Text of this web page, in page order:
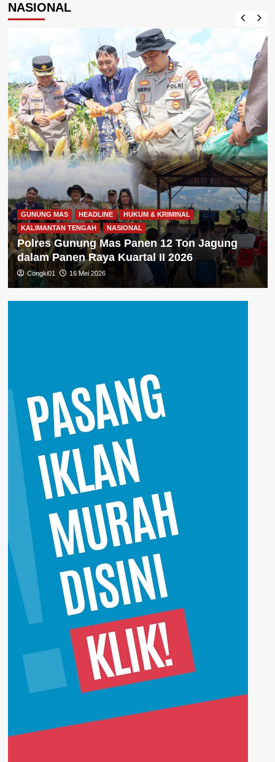
NASIONAL
GUNUNG MAS HEADLINE
HUKUM & KRIMINAL
KALIMANTAN TENGAH
NASIONAL
Polres Gunung Mas Panen 12 Ton Jagung
dalam Panen Raya Kuartal II 2026
Congki01 16 Mei 2026